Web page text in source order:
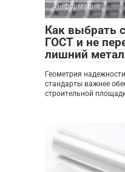
Информация
Как выбрать
ГОСТ и не
лишний
Геометрия
стандарты важнее
строительной